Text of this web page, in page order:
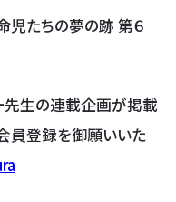
たちの夢の跡 第６
先生の連載企画が掲載
員登録を御願いいた